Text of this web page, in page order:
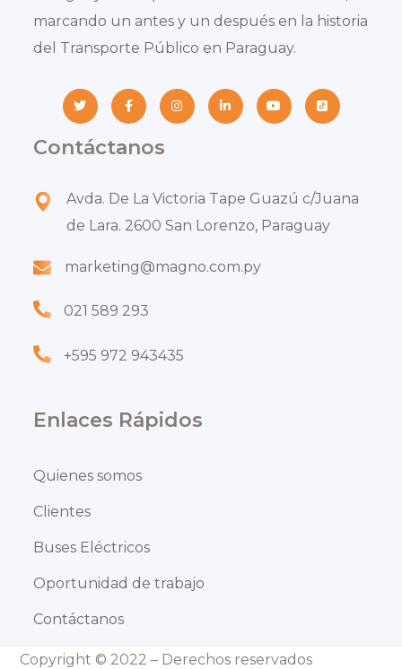
marcando un antes y un después en la historia
del Transporte Público en Paraguay.
Contáctanos
Avda. De La Victoria Tape Guazú c/Juana
de Lara. 2600 San Lorenzo, Paraguay
marketing@magno.com.py
021 589 293
+595 972 943435
Enlaces Rápidos
Quienes somos
Clientes
Buses Eléctricos
Oportunidad de trabajo
Contáctanos
Copyright © 2022 – Derechos reservados